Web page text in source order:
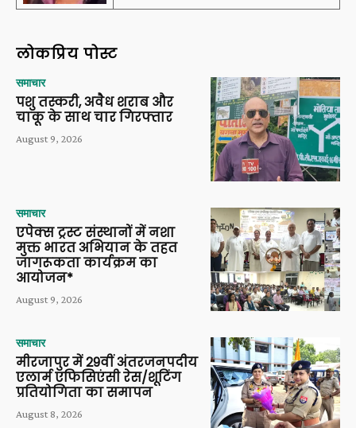
लोकप्रिय पोस्ट
समाचार
पशु तस्करी, अवैध शराब और
चाकू के साथ चार गिरफ्तार
August 9, 2026
समाचार
एपेक्स ट्रस्ट संस्थानों में नशा
मुक्त भारत अभियान के तहत
जागरूकता कार्यक्रम का
आयोजन*
August 9, 2026
समाचार
मीरजापुर में 29वीं अंतरजनपदीय
एलार्म एफिसिएंसी रेस/शूटिंग
प्रतियोगिता का समापन
August 8, 2026